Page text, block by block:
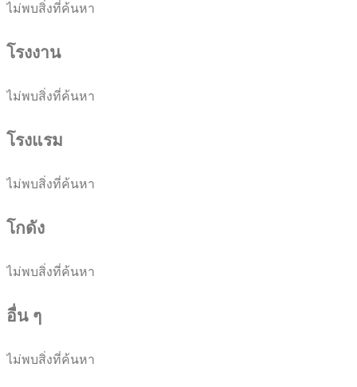
ไม่พบสิ่งที่ค้นหา
โรงงาน
ไม่พบสิ่งที่ค้นหา
โรงแรม
ไม่พบสิ่งที่ค้นหา
โกดัง
ไม่พบสิ่งที่ค้นหา
อื่น ๆ
ไม่พบสิ่งที่ค้นหา